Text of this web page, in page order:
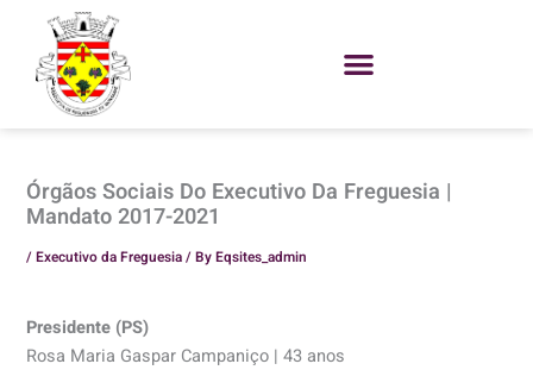
content
Órgãos Sociais Do Executivo Da Freguesia |
Mandato 2017-2021
/Executivo da Freguesia/ ByEqsites_admin
Presidente (PS)
Rosa Maria Gaspar Campaniço | 43 anos